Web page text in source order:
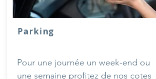
Parking
Pour une journée un week-end ou
une semaine profitez de nos cotes